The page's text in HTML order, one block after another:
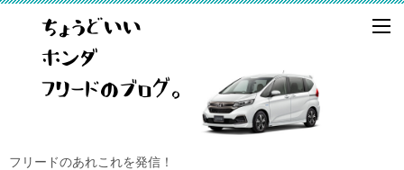
フリードのあれこれを発信！